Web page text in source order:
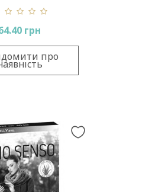
Den
грн
про